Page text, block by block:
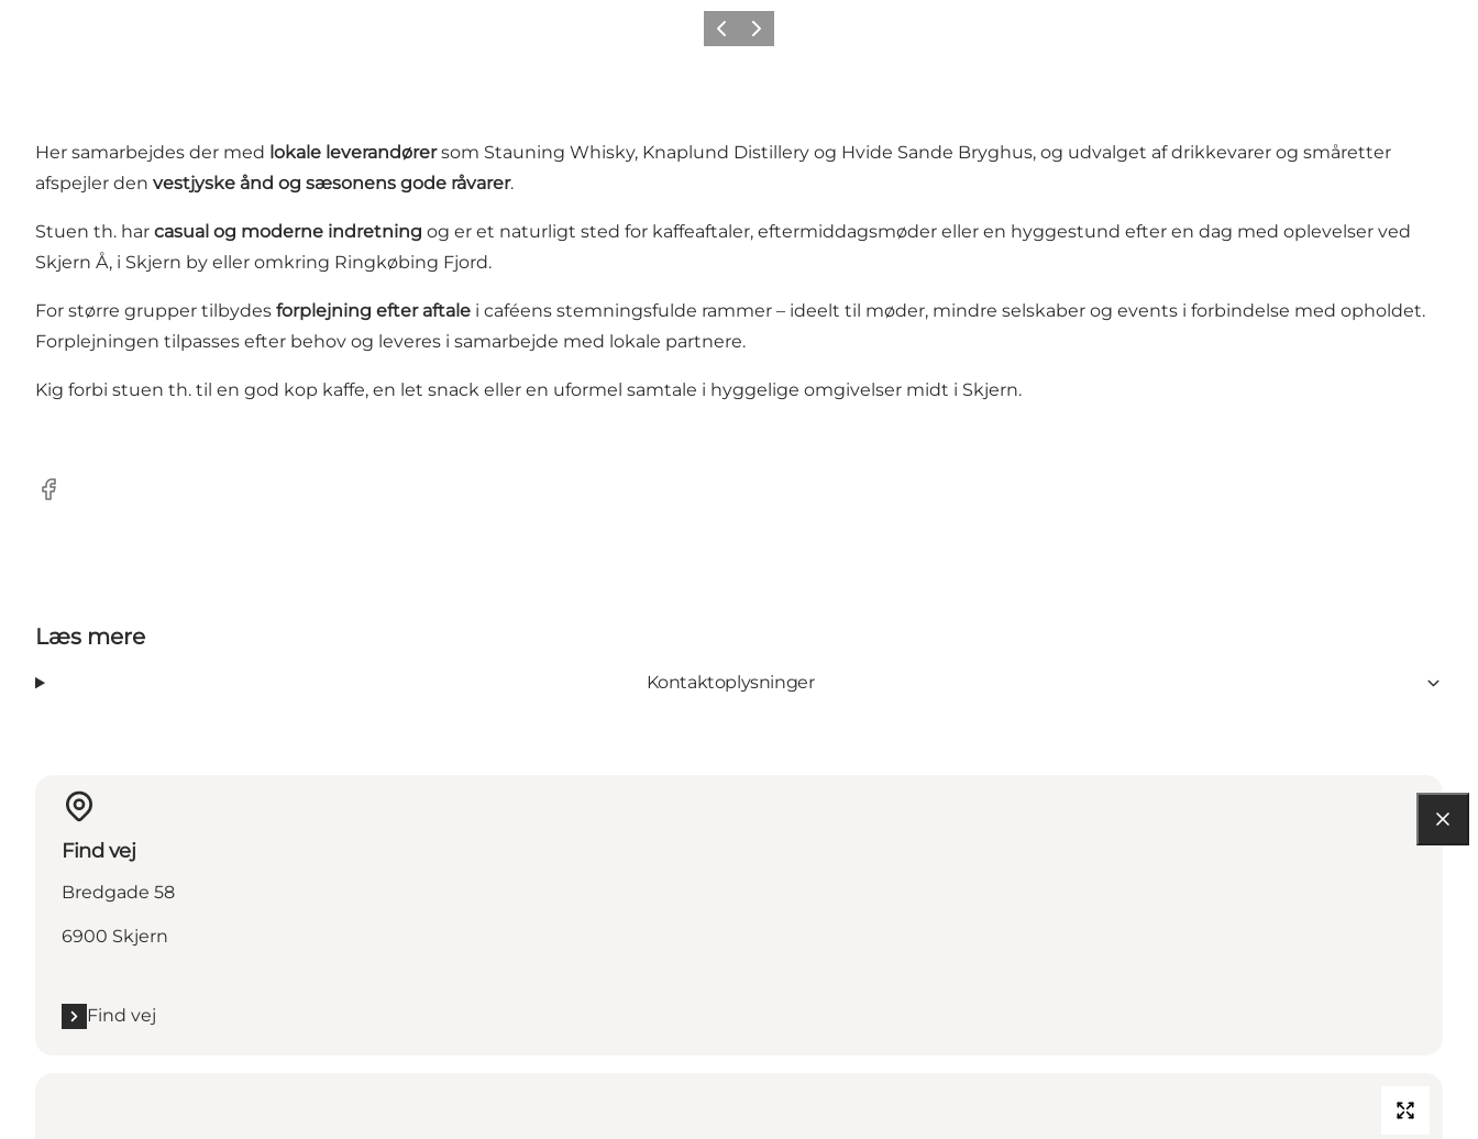
ForrigeNæste
Her samarbejdes der med lokale leverandørersom Stauning Whisky, Knaplund Distillery og Hvide Sande Bryghus, og udvalget af drikkevarer og småretter
afspejler den vestjyske ånd og sæsonens gode råvarer.
Stuen th. har casual og moderne indretning og er et naturligt sted for kaffeaftaler, eftermiddagsmøder eller en hyggestund efter en dag med oplevelser ved
Skjern Å, i Skjern by eller omkring Ringkøbing Fjord.
For større grupper tilbydes forplejning efter aftale i caféens stemningsfulde rammer – ideelt til møder, mindre selskaber og events i forbindelse med opholdet.
Forplejningen tilpasses efter behov og leveres i samarbejde med lokale partnere.
Kig forbi stuen th. til en god kop kaffe, en let snack eller en uformel samtale i hyggelige omgivelser midt i Skjern.
Facebook
Læs mere
Kontaktoplysninger
Find vej
Bredgade 58
6900 Skjern
Find vej